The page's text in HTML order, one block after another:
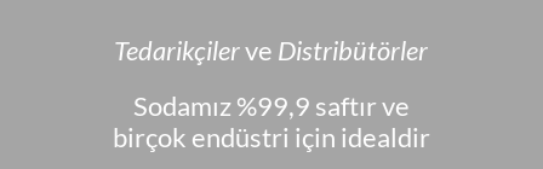
Tedarikçilerve Distribütörler
Sodamız %99,9 saftır ve
birçok endüstri için idealdir